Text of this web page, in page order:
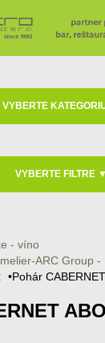
VYBERTE
VYBERTE FILTRE ▼
- víno
ARC Group -
Pohár